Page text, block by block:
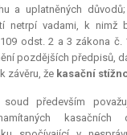
a uplatněných
netrpí vadami, k nimž
odst. 2 a 3 zákona č.
pozdějších předpisů,
závěru, že kasační
soud především
kasačních